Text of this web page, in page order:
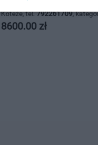
Koteże, tel.792261709,
8600.00 zł